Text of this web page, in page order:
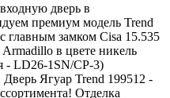
дверь в
премиум модель Trend
главным замком Cisa 15.535
в цвете никель
- LD26-1SN/CP-3)
Ягуар Trend 199512 -
Отделка